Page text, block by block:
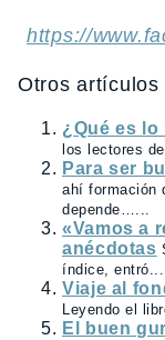
https://
Otros artículos
¿Qué es lo
los lectores
Para ser
ahí formación
depende…...
«Vamos a
anécdotas
índice, entró...
Viaje al
Leyendo el
El buen